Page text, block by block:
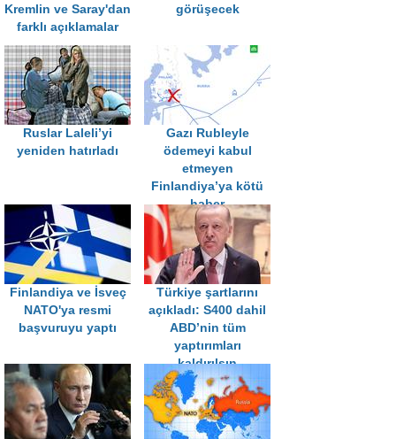
Kremlin ve Saray'dan
farklı açıklamalar
görüşecek
Ruslar Laleli’yi
yeniden hatırladı
Gazı Rubleyle
ödemeyi kabul
etmeyen
Finlandiya’ya kötü
haber
Finlandiya ve İsveç
NATO'ya resmi
başvuruyu yaptı
Türkiye şartlarını
açıkladı: S400 dahil
ABD’nin tüm
yaptırımları
kaldırılsın